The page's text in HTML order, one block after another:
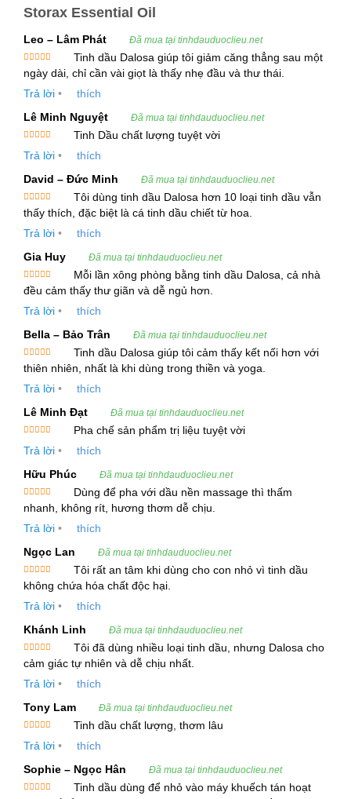
dụng rộng rãi trong điều trị nhiều bệnh lý, cũng
phẩm.
1. Tinh Dầu Tô Hạp Hương – Storax Essential Oil
Tinh dầu Tô Hạp Hương hay còn gọi là Storax
Essential Oil, là một loại tinh dầu được chiết xuất
từ nhựa cây Liquidambar. Đây là một loại cây có
nguồn gốc từ các vùng nhiệt đới và ôn đới ở
Châu Á, đặc biệt là Ấn Độ, Indonesia và Việt
Nam.
Nhựa cây Liquidambar có tính chất dược lý mạnh
mẽ, được sử dụng để điều trị nhiều bệnh lý, cũng
như có thể ứng dụng trong ngành công nghiệp
Tinh dầu Tô Hạp Hương có mùi thơm đặc trưng,
bệnh lý về đường hô hấp, tiêu hóa, cũng như có
tác dụng kháng khuẩn, kháng viêm mạnh mẽ.
2. Thông Tin Kỹ Thuật của Tinh Dầu Tô Hạp
Hương
Tên thực vật: Liquidambar orientalis Mill,
Liquidambar styraciflua
Phương pháp chiết xuất: Chưng cất hơi
nước
Bộ phận chiết xuất
Màu sắc: Vàng nhạt – nâu
Mùi : Mùi đặc trưng, hơi ngọt
Thành phần hóa học chính: Terpene, vanillin,
benzyl alcohol, cinnamic alcohol, esters, a-
Storax Essential Oil
Leo – Lâm Phát Đã mua tại tinhdauduoclieu.net
Được xếp
hạng5 5
Tinh dầu Dalosa giúp tôi giảm căng thẳng sau một
ngày dài, chỉ cần vài giọt là thấy nhẹ đầu và thư thái.
Trả lời •
thích
Lê Minh Nguyệt
Đã mua tại tinhdauduoclieu.net
hạng
55
Tinh Dầu chất lượng tuyệt vời
Trả lời •
thích
David – Đức Minh
Đã mua tại tinhdauduoclieu.net
Được xếp
hạng 5
Tôi dùng tinh dầu Dalosa hơn 10 loại tinh dầu vẫn
thấy thích, đặc biệt là cá tinh dầu chiết từ hoa.
Trả lời •
thích
Gia Huy
Đã mua tại tinhdauduoclieu.net
Được xếp
hạng 55
Mỗi lần xông phòng bằng tinh dầu Dalosa, cả nhà
đều cảm thấy thư giãn và dễ ngủ hơn.
Trả lời •
thích
Bella – Bảo Trân
Đã mua tại tinhdauduoclieu.net
Được xếp
hạng5 5
Tinh dầu Dalosa giúp tôi cảm thấy kết nối hơn với
thiên nhiên, nhất là khi dùng trong thiền và yoga.
Trả lời •
thích
Lê Minh Đạt
Đã mua tại tinhdauduoclieu.net
hạng
55
Pha chế sản phẩm trị liệu tuyệt vời
Trả lời •
thích
Hữu Phúc
Đã mua tại tinhdauduoclieu.net
Được xếp
hạng55
Dùng để pha với dầu nền massage thì thấm
nhanh, không rít, hương thơm dễ chịu.
Trả lời •
thích
Ngọc Lan
Đã mua tại tinhdauduoclieu.net
Được xếp
hạng55
Tôi rất an tâm khi dùng cho con nhỏ vì tinh dầu
không chứa hóa chất độc hại.
Trả lời •
thích
Khánh Linh
Đã mua tại tinhdauduoclieu.net
Được xếp
hạng 55
Tôi đã dùng nhiều loại tinh dầu, nhưng Dalosa cho
cảm giác tự nhiên và dễ chịu nhất.
Trả lời •
thích
Tony Lam
Đã mua tại tinhdauduoclieu.net
hạng
55
Tinh dầu chất lượng, thơm lâu
Trả lời •
thích
Sophie – Ngọc Hân
Đã mua tại tinhdauduoclieu.net
Tinh dầu dùng để nhỏ vào máy khuếch tán hoạt